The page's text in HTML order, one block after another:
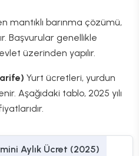
mantıklı barınma çözümü,
Başvurular genellikle
üzerinden yapılır.
Yurt ücretleri, yurdun
Aşağıdaki tablo, 2025 yılı
Aylık Ücret (2025)